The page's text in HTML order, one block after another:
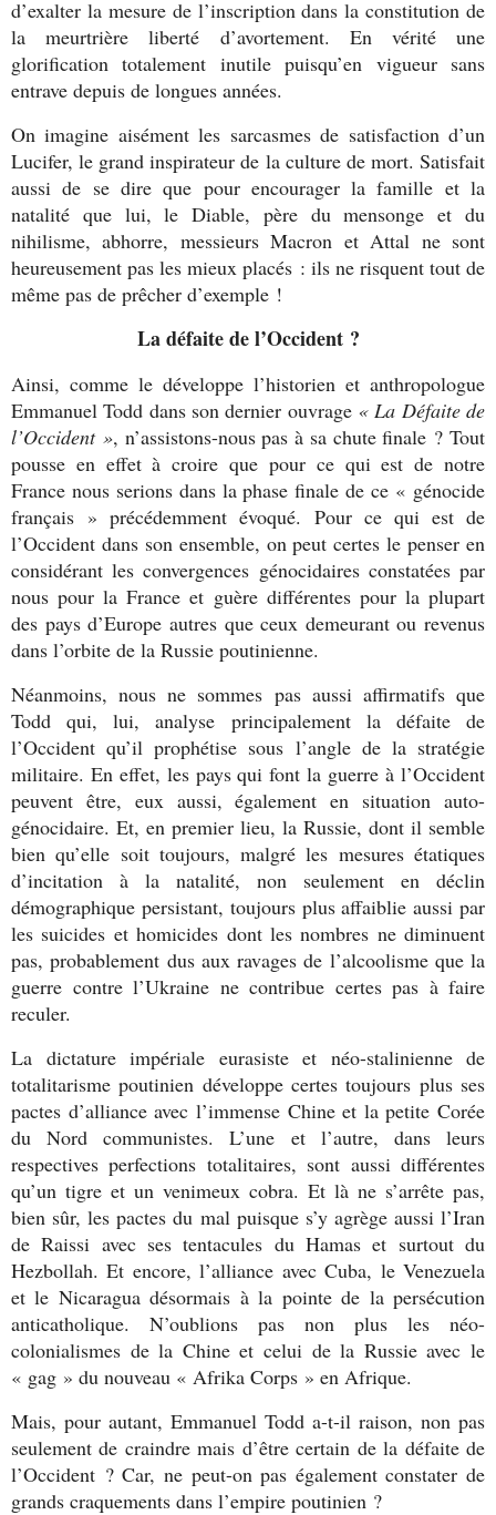
d’exalter la mesure de l’inscription dans la constitution de
la meurtrière liberté d’avortement. En vérité une
glorification totalement inutile puisqu’en vigueur sans
entrave depuis de longues années.
On imagine aisément les sarcasmes de satisfaction d’un
Lucifer, le grand inspirateur de la culture de mort. Satisfait
aussi de se dire que pour encourager la famille et la
natalité que lui, le Diable, père du mensonge et du
nihilisme, abhorre, messieurs Macron et Attal ne sont
heureusement pas les mieux placés : ils ne risquent tout de
même pas de prêcher d’exemple !
La défaite de l’Occident ?
Ainsi, comme le développe l’historien et anthropologue
Emmanuel Todd dans son dernier ouvrage « La Défaite de
l’Occident », n’assistons-nous pas à sa chute finale ? Tout
pousse en effet à croire que pour ce qui est de notre
France nous serions dans la phase finale de ce « génocide
français » précédemment évoqué. Pour ce qui est de
l’Occident dans son ensemble, on peut certes le penser en
considérant les convergences génocidaires constatées par
nous pour la France et guère différentes pour la plupart
des pays d’Europe autres que ceux demeurant ou revenus
dans l’orbite de la Russie poutinienne.
Néanmoins, nous ne sommes pas aussi affirmatifs que
Todd qui, lui, analyse principalement la défaite de
l’Occident qu’il prophétise sous l’angle de la stratégie
militaire. En effet, les pays qui font la guerre à l’Occident
peuvent être, eux aussi, également en situation auto-
génocidaire. Et, en premier lieu, la Russie, dont il semble
bien qu’elle soit toujours, malgré les mesures étatiques
d’incitation à la natalité, non seulement en déclin
démographique persistant, toujours plus affaiblie aussi par
les suicides et homicides dont les nombres ne diminuent
pas, probablement dus aux ravages de l’alcoolisme que la
guerre contre l’Ukraine ne contribue certes pas à faire
reculer.
La dictature impériale eurasiste et néo-stalinienne de
totalitarisme poutinien développe certes toujours plus ses
pactes d’alliance avec l’immense Chine et la petite Corée
du Nord communistes. L’une et l’autre, dans leurs
respectives perfections totalitaires, sont aussi différentes
qu’un tigre et un venimeux cobra. Et là ne s’arrête pas,
bien sûr, les pactes du mal puisque s’y agrège aussi l’Iran
de Raissi avec ses tentacules du Hamas et surtout du
Hezbollah. Et encore, l’alliance avec Cuba, le Venezuela
et le Nicaragua désormais à la pointe de la persécution
anticatholique. N’oublions pas non plus les néo-
colonialismes de la Chine et celui de la Russie avec le
« gag » du nouveau « Afrika Corps » en Afrique.
Mais, pour autant, Emmanuel Todd a-t-il raison, non pas
seulement de craindre mais d’être certain de la défaite de
l’Occident ? Car, ne peut-on pas également constater de
grands craquements dans l’empire poutinien ?